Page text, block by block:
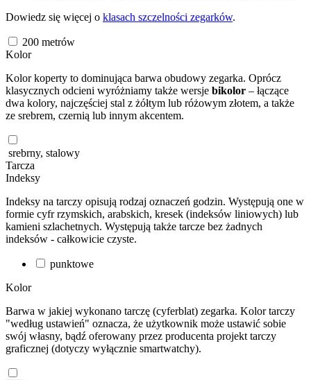
Dowiedz się więcej o klasach szczelności zegarków.
200 metrów
Kolor
Kolor koperty to dominująca barwa obudowy zegarka. Oprócz
klasycznych odcieni wyróżniamy także wersje bikolor – łączące
dwa kolory, najczęściej stal z żółtym lub różowym złotem, a także
ze srebrem, czernią lub innym akcentem.
srebrny, stalowy
Tarcza
Indeksy
Indeksy na tarczy opisują rodzaj oznaczeń godzin. Występują one w
formie cyfr rzymskich, arabskich, kresek (indeksów liniowych) lub
kamieni szlachetnych. Występują także tarcze bez żadnych
indeksów - całkowicie czyste.
punktowe
Kolor
Barwa w jakiej wykonano tarczę (cyferblat) zegarka. Kolor tarczy
"według ustawień" oznacza, że użytkownik może ustawić sobie
swój własny, bądź oferowany przez producenta projekt tarczy
graficznej (dotyczy wyłącznie smartwatchy).